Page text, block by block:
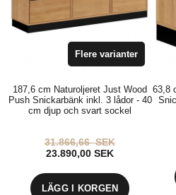
Flere varianter
187,6 cm Naturoljeret Just Wood
Push Snickarbänk inkl. 3 lådor - 40
cm djup och svart sockel
31.866,66SEK
23.890,00SEK
LÄGG I KORGEN
63,8